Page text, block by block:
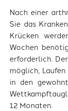
Nach einer
Sie das
Krücken
Wochen
erforderlich.
möglich,
in den
12 Monaten.